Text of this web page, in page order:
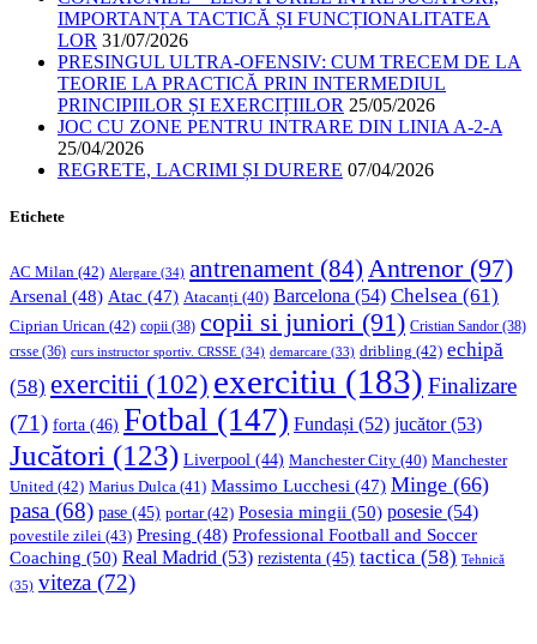
IMPORTANȚA TACTICĂ ȘI FUNCȚIONALITATEA
LOR 31/07/2026
PRESINGUL ULTRA-OFENSIV: CUM TRECEM DE LA
TEORIE LA PRACTICĂ PRIN INTERMEDIUL
PRINCIPIILOR ȘI EXERCIȚIILOR 25/05/2026
JOC CU ZONE PENTRU INTRARE DIN LINIA A-2-A
25/04/2026
REGRETE, LACRIMI ȘI DURERE 07/04/2026
Etichete
AC Milan (42) Alergare (34) antrenament (84) Antrenor(97)
Arsenal (48) Atac (47) Atacanți (40) Barcelona (54) Chelsea (61)
Ciprian Urican (42) copii (38) copii si juniori (91) Cristian Sandor (38)
crsse (36) curs instructor sportiv. CRSSE (34) demarcare (33) dribling (42) echipă
(58) exercitii (102) exercitiu (183) Finalizare
(71) forta (46) Fotbal (147) Fundași (52) jucător(53)
Jucători (123) Liverpool (44) Manchester City (40) Manchester
United (42) Marius Dulca (41) Massimo Lucchesi (47) Minge (66)
pasa (68) pase (45) portar(42) Posesia mingii (50) posesie (54)
povestile zilei (43) Presing (48) Professional Football and Soccer
Coaching (50) Real Madrid (53) rezistenta (45) tactica (58) Tehnică
(35) viteza (72)